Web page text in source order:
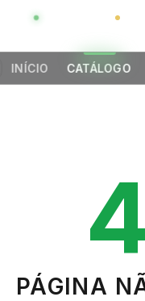
GLOBAL
INÍCIO CATÁLOGO
PÁGINA